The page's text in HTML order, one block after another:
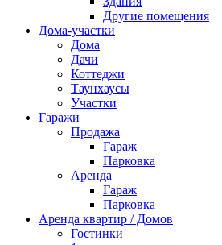
Другие помещения
Дома-участки
Дома
Дачи
Коттеджи
Таунхаусы
Участки
Гаражи
Продажа
Гараж
Парковка
Аренда
Гараж
Парковка
Аренда квартир / Домов
Гостинки